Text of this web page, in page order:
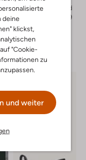
deine
klickst,
"Cookie-
zu
und weiter
Business Hemd
€ 47,99
+ mehr farben